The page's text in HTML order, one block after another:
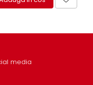
media